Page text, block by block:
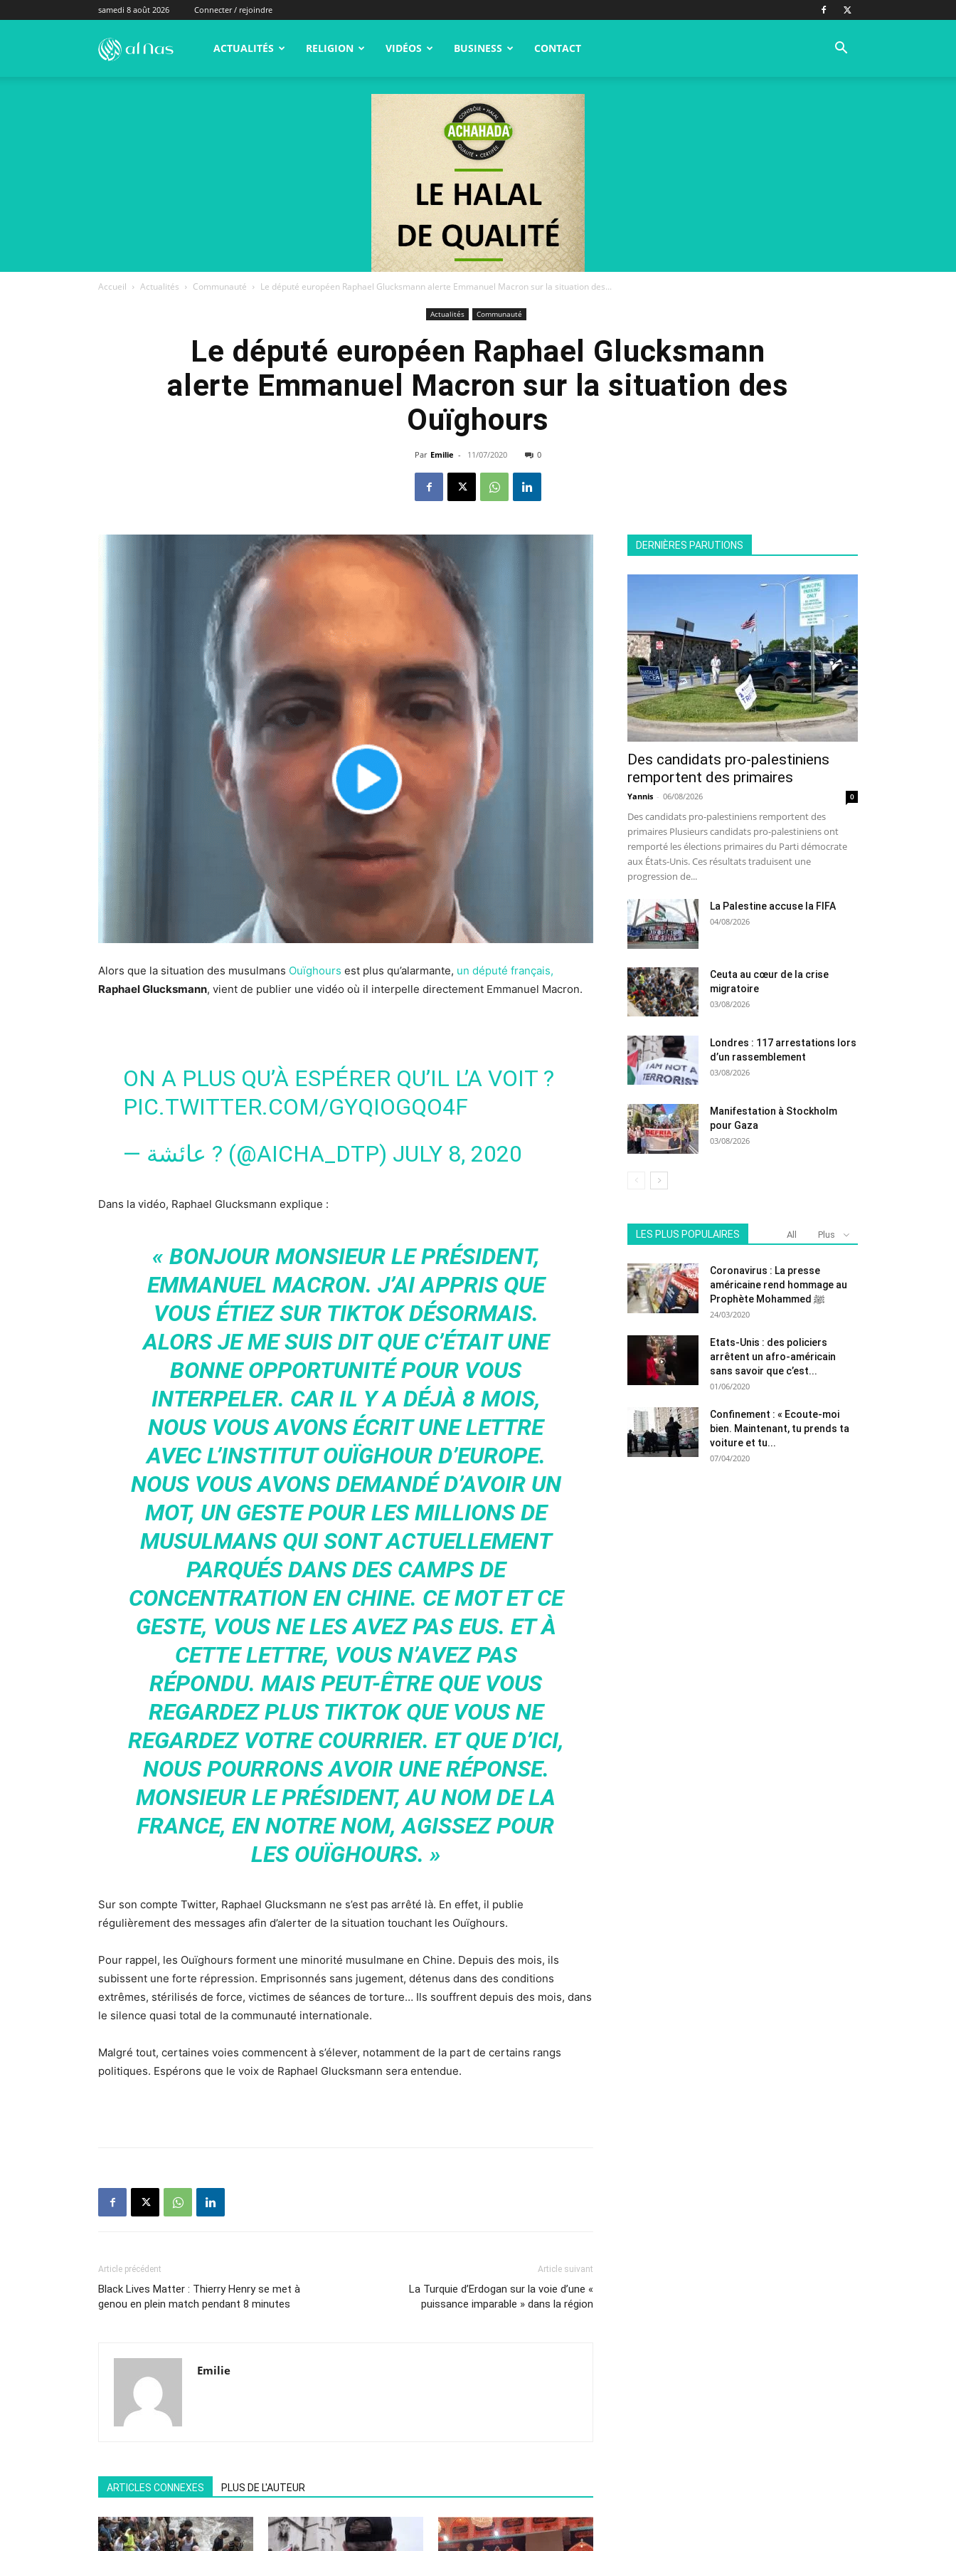
samedi 8 août 2026 Connecter / rejoindre
alNas.fr ACTUALITÉS RELIGION VIDÉOS BUSINESS CONTACT
Accueil Actualités Communauté Le député européen Raphael Glucksmann alerte Emmanuel Macron sur la situation des...
Actualités Communauté
Le député européen Raphael Glucksmann
alerte Emmanuel Macron sur la situation des
Ouïghours
Par Emilie - 11/07/2020 0
Alors que la situation des musulmans Ouïghours est plus qu’alarmante, un député français,
Raphael Glucksmann, vient de publier une vidéo où il interpelle directement Emmanuel Macron.
ON A PLUS QU’À ESPÉRER QU’IL L’A VOIT ?
PIC.TWITTER.COM/GYQIOGQO4F
— عائشة ? (@AICHA_DTP) JULY 8, 2020
Dans la vidéo, Raphael Glucksmann explique :
« BONJOUR MONSIEUR LE PRÉSIDENT,
EMMANUEL MACRON. J’AI APPRIS QUE
VOUS ÉTIEZ SUR TIKTOK DÉSORMAIS.
ALORS JE ME SUIS DIT QUE C’ÉTAIT UNE
BONNE OPPORTUNITÉ POUR VOUS
INTERPELER. CAR IL Y A DÉJÀ 8 MOIS,
NOUS VOUS AVONS ÉCRIT UNE LETTRE
AVEC L’INSTITUT OUÏGHOUR D’EUROPE.
NOUS VOUS AVONS DEMANDÉ D’AVOIR UN
MOT, UN GESTE POUR LES MILLIONS DE
MUSULMANS QUI SONT ACTUELLEMENT
PARQUÉS DANS DES CAMPS DE
CONCENTRATION EN CHINE. CE MOT ET CE
GESTE, VOUS NE LES AVEZ PAS EUS. ET À
CETTE LETTRE, VOUS N’AVEZ PAS
RÉPONDU. MAIS PEUT-ÊTRE QUE VOUS
REGARDEZ PLUS TIKTOK QUE VOUS NE
REGARDEZ VOTRE COURRIER. ET QUE D’ICI,
NOUS POURRONS AVOIR UNE RÉPONSE.
MONSIEUR LE PRÉSIDENT, AU NOM DE LA
FRANCE, EN NOTRE NOM, AGISSEZ POUR
LES OUÏGHOURS. »
Sur son compte Twitter, Raphael Glucksmann ne s’est pas arrêté là. En effet, il publie
régulièrement des messages afin d’alerter de la situation touchant les Ouïghours.
Pour rappel, les Ouïghours forment une minorité musulmane en Chine. Depuis des mois, ils
subissent une forte répression. Emprisonnés sans jugement, détenus dans des conditions
extrêmes, stérilisés de force, victimes de séances de torture… Ils souffrent depuis des mois, dans
le silence quasi total de la communauté internationale.
Malgré tout, certaines voies commencent à s’élever, notamment de la part de certains rangs
politiques. Espérons que le voix de Raphael Glucksmann sera entendue.
Article précédent
Black Lives Matter : Thierry Henry se met à
genou en plein match pendant 8 minutes
Article suivant
La Turquie d’Erdogan sur la voie d’une «
puissance imparable » dans la région
Emilie
ARTICLES CONNEXES PLUS DE L'AUTEUR
DERNIÈRES PARUTIONS
Des candidats pro-palestiniens
remportent des primaires
Yannis - 06/08/2026 0
Des candidats pro-palestiniens remportent des
primaires Plusieurs candidats pro-palestiniens ont
remporté les élections primaires du Parti démocrate
aux États-Unis. Ces résultats traduisent une
progression de...
La Palestine accuse la FIFA
04/08/2026
Ceuta au cœur de la crise
migratoire
03/08/2026
Londres : 117 arrestations lors
d’un rassemblement
03/08/2026
Manifestation à Stockholm
pour Gaza
03/08/2026
LES PLUS POPULAIRES All Plus
Coronavirus : La presse
américaine rend hommage au
Prophète Mohammed ﷺ
24/03/2020
Etats-Unis : des policiers
arrêtent un afro-américain
sans savoir que c’est...
01/06/2020
Confinement : « Ecoute-moi
bien. Maintenant, tu prends ta
voiture et tu...
07/04/2020